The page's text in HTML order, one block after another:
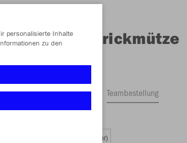
JAKO Strickmütze
Einzelauftrag Teambestellung
2 (Senior)
personalisierte Inhalte
zu den